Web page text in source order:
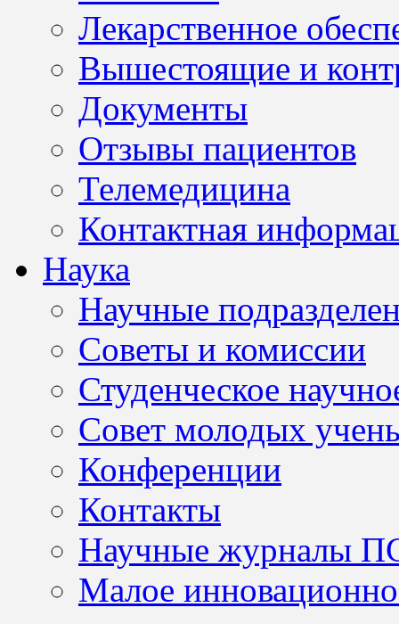
Лекарственное
Вышестоящие и
Документы
Отзывы пациентов
Телемедицина
Контактная
Наука
Научные
Советы и комиссии
Студенческое
Совет молодых
Конференции
Контакты
Научные журналы
Малое